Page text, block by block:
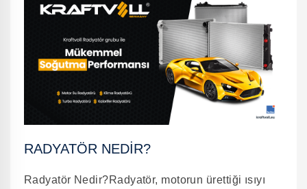
RADYATÖR NEDIR?
Radyatör Nedir?Radyatör, motorun ürettiği ısıyı